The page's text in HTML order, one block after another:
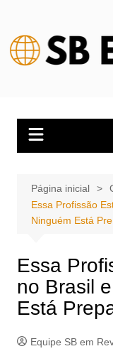
conteúdo
Página inicial
Essa Profissão
Ninguém Está
Essa
no Brasil
Está
Equipe SB em